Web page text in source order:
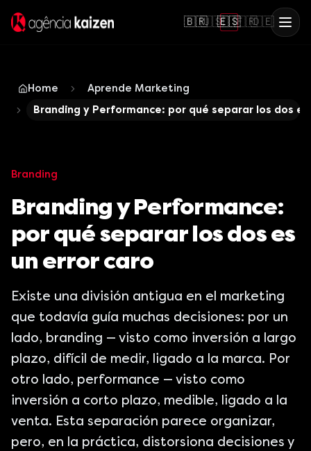
🇧🇷🇺🇸🇪🇸🇫🇷🇩🇪
Home
Aprende Marketing
Branding y Performance: por qué separar los dos
Branding
Branding y Performance:
por qué separar los dos es
un error caro
Existe una división antigua en el marketing
que todavía guía muchas decisiones: por un
lado, branding — visto como inversión a largo
plazo, difícil de medir, ligado a la marca. Por
otro lado, performance — visto como
inversión a corto plazo, medible, ligado a la
venta. Esta separación parece organizar,
pero, en la práctica, distorsiona decisiones y